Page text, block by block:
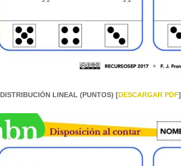
DISTRIBUCIÓN LINEAL (PUNTOS) [DESCARGAR PDF]